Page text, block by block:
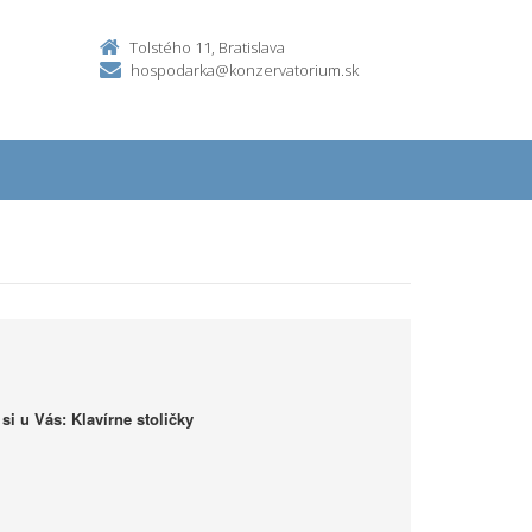
Tolstého 11, Bratislava
hospodarka@konzervatorium.sk
u Vás: Klavírne stoličky